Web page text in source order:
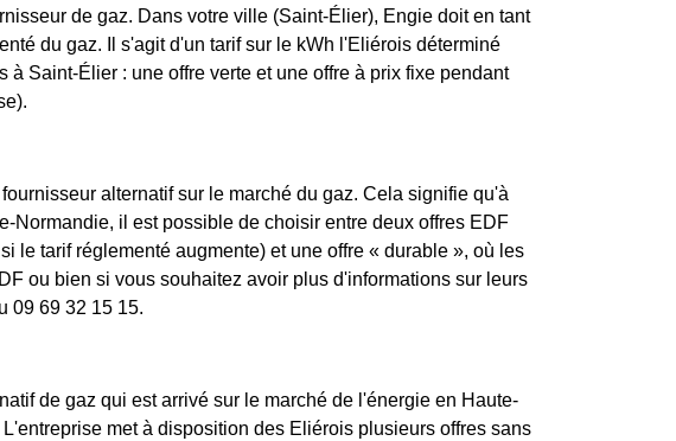
de gaz. Dans votre ville (Saint-Élier), Engie doit en tant
du gaz. Il s'agit d'un tarif sur le kWh l'Eliérois déterminé
Saint-Élier : une offre verte et une offre à prix fixe pendant
alternatif sur le marché du gaz. Cela signifie qu'à
Normandie, il est possible de choisir entre deux offres EDF
le tarif réglementé augmente) et une offre « durable », où les
ou bien si vous souhaitez avoir plus d'informations sur leurs
09 69 32 15 15.
de gaz qui est arrivé sur le marché de l'énergie en Haute-
met à disposition des Eliérois plusieurs offres sans